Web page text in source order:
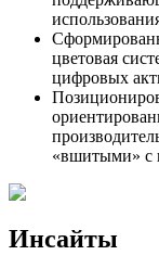
цветовая
цифровых
«вшитыми» с
Инсайты